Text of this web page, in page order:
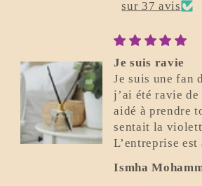
sur 37 avis
Je suis ravie
Je suis une fan
j’ai été ravie de
aidé à prendre
sentait la
L’entreprise est
Elle a été
Ismha